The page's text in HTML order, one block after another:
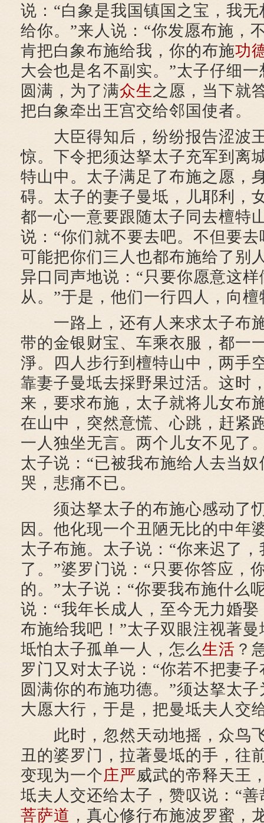
说：“白象是我国镇国之宝，我
给你。”来人说：“你发愿布施，
肯把白象布施给我，你的布施功
大会也是名不副实。”太子仔细
圆满，为了满众生 之愿，当下就
把白象牵出王宫交给邻国使者。
大臣得知后，纷纷报告涩波
惊。下令把须达拏太子充军到离
特山中。太子满足了布施之愿，
碍。太子的妻子曼坻，儿耶利，
都一心一意要跟随太子同去檀特
说：“你们就不要去吧。不但要
可能把你们三人也都布施给了别
异口同声地说：“只要你愿意这
从。”于是，他们一行四人，向
一路上，还有人来求太子布
带的金银财宝、车乘衣服，都一
淨。四人步行到檀特山中，两手
靠妻子曼坻去採野果过活。这时
来，要求布施，太子就将儿女布
在山中，突然意慌、心跳，赶紧
一人独坐无言。两个儿女不见了
太子说：“已被我布施给人去当
哭，悲痛不已。
须达拏太子的布施心感动了
因。他化现一个丑陋无比的中年
太子布施。太子说：“你来迟了
了。”婆罗门说：“只要你答应，
的。”太子说：“你要我布施什么
说：“我年长成人，至今无力婚
布施给我吧！”太子双眼注视著
坻怕太子孤单一人，怎么生活 ？
罗门又对太子说：“你若不把妻
圆满你的布施功德。”须达拏太
大愿大行，于是，把曼坻夫人交
此时，忽然天动地摇，众鸟
丑的婆罗门，拉著曼坻的手，往
变现为一个庄严威武的帝释天王
坻夫人交还给太子，赞叹说：“
菩萨道 ，真心修行布施波罗蜜，